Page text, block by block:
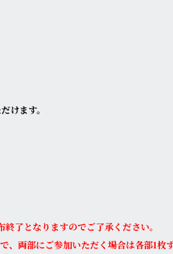
けます。
了となりますのでご了承ください。
両部にご参加いただく場合は各部1枚